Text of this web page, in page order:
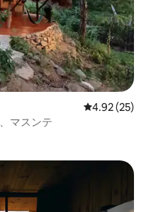
レビュー25
4.92 (25)
マスンテ